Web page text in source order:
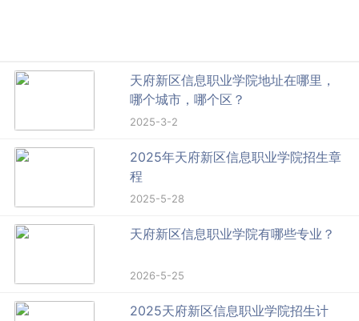
天府新区信息职业学院地址在哪里，
哪个城市，哪个区？
2025-3-2
2025年天府新区信息职业学院招生章
程
2025-5-28
天府新区信息职业学院有哪些专业？
2026-5-25
2025天府新区信息职业学院招生计